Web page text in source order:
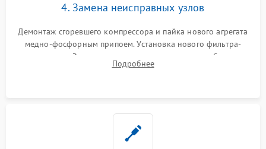
4. Замена неисправных узлов
Демонтаж сгоревшего компрессора и пайка нового агрегата
медно-фосфорным припоем. Установка нового фильтра-
осушителя. Замена изношенных вентиляторов обдува,
сломанных заслонок или поврежденных дверных петель.
Подробнее